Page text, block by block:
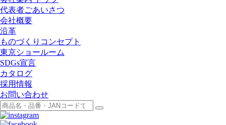
代表者ごあいさつ
会社概要
沿革
ものづくりコンセプト
東京ショールーム
SDGs宣言
カタログ
採用情報
お問い合わせ